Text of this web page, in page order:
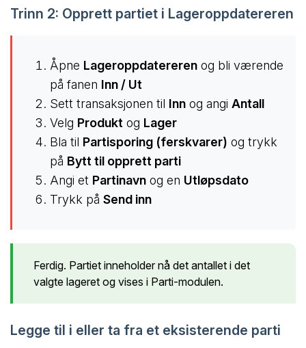
Trinn 2: Opprett partiet i Lageroppdatereren
Åpne Lageroppdatereren og bli værende
på fanen Inn / Ut
Sett transaksjonen til Inn og angi Antall
Velg Produkt og Lager
Bla til Partisporing (ferskvarer) og trykk
på Bytt til opprett parti
Angi et Partinavn og en Utløpsdato
Trykk på Send inn
Ferdig. Partiet inneholder nå det antallet i det
valgte lageret og vises i Parti-modulen.
Legge til i eller ta fra et eksisterende parti